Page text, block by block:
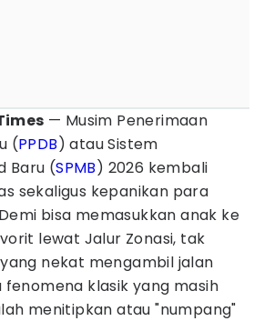
— Musim Penerimaan
(PPDB) atau Sistem
Baru (SPMB) 2026 kembali
sekaligus kepanikan para
bisa memasukkan anak ke
lewat Jalur Zonasi, tak
nekat mengambil jalan
fenomena klasik yang masih
menitipkan atau "numpang"